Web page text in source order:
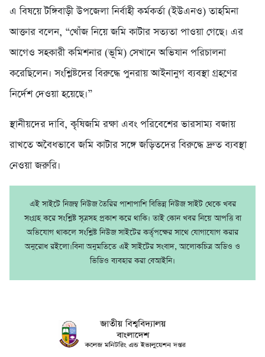
এ বিষয়ে টঙ্গিবাড়ী উপজেলা নির্বাহী কর্মকর্তা (ইউএনও) তাহমিনা
আক্তার বলেন, “খোঁজ নিয়ে জমি কাটার সত্যতা পাওয়া গেছে। এর
আগেও সহকারী কমিশনার (ভূমি) সেখানে অভিযান পরিচালনা
করেছিলেন। সংশ্লিষ্টদের বিরুদ্ধে পুনরায় আইনানুগ ব্যবস্থা গ্রহণের
নির্দেশ দেওয়া হয়েছে।”
স্থানীয়দের দাবি, কৃষিজমি রক্ষা এবং পরিবেশের ভারসাম্য বজায়
রাখতে অবৈধভাবে জমি কাটার সঙ্গে জড়িতদের বিরুদ্ধে দ্রুত ব্যবস্থা
নেওয়া জরুরি।
এই সাইটে নিজম্ব নিউজ তৈরির পাশাপাশি বিভিন্ন নিউজ সাইট থেকে খবর
সংগ্রহ করে সংশ্লিষ্ট সূত্রসহ প্রকাশ করে থাকি। তাই কোন খবর নিয়ে আপত্তি বা
অভিযোগ থাকলে সংশ্লিষ্ট নিউজ সাইটের কর্তৃপক্ষের সাথে যোগাযোগ করার
অনুরোধ রইলো।বিনা অনুমতিতে এই সাইটের সংবাদ, আলোকচিত্র অডিও ও
ভিডিও ব্যবহার করা বেআইনি।